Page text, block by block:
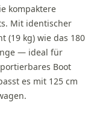
kompaktere
Mit identischer
(19 kg) wie das 180
— ideal für
Boot
es mit 125 cm